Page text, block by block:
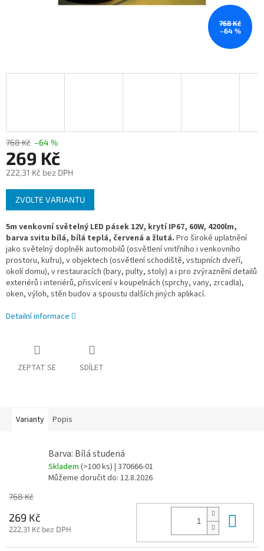
768 Kč
–64 %
768 Kč –64 %
269 Kč
222,31 Kč bez DPH
Měrná
cena:
ZVOLTE VARIANTU
5m venkovní světelný LED pásek 12V, krytí IP67, 60W, 4200lm,
barva svitu bílá, bílá teplá, červená a žlutá. Pro široké uplatnění
jako světelný doplněk automobilů (osvětlení vnitřního i venkovního
prostoru, kufru), v objektech (osvětlení schodiště, vstupních dveří,
okolí domu), v restauracích (bary, pulty, stoly) a i pro zvýraznění detailů
exteriérů i interiérů, přisvícení v koupelnách (sprchy, vany, zrcadla),
oken, výloh, stěn budov a spoustu dalších jiných aplikací.
Detailní informace
ZEPTAT SE SDÍLET
Varianty Popis
Barva: Bílá studená
Skladem (>100 ks) | 370666-01
Můžeme doručit do: 12.8.2026
768 Kč
269 Kč
222,31 Kč bez DPH